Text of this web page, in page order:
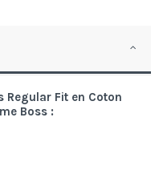
Regular Fit en Coton
Boss :